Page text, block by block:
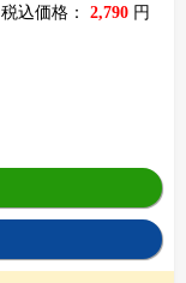
税込価格： 2,790 円